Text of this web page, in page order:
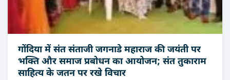
गोंदिया में संत संताजी जगनाडे महाराज की जयंती पर
भक्ति और समाज प्रबोधन का आयोजन; संत तुकाराम
साहित्य के जतन पर रखे विचार